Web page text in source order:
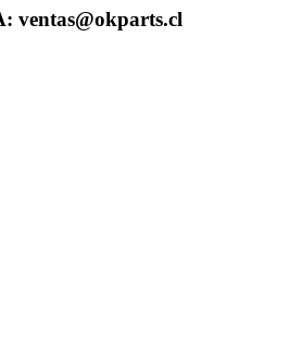
ventas@okparts.cl